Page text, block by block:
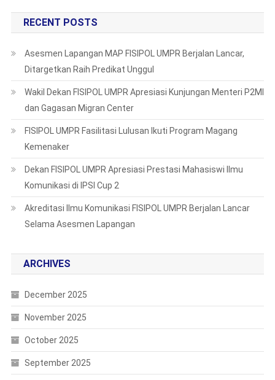
RECENT POSTS
Asesmen Lapangan MAP FISIPOL UMPR Berjalan Lancar,
Ditargetkan Raih Predikat Unggul
Wakil Dekan FISIPOL UMPR Apresiasi Kunjungan Menteri P2MI
dan Gagasan Migran Center
FISIPOL UMPR Fasilitasi Lulusan Ikuti Program Magang
Kemenaker
Dekan FISIPOL UMPR Apresiasi Prestasi Mahasiswi Ilmu
Komunikasi di IPSI Cup 2
Akreditasi Ilmu Komunikasi FISIPOL UMPR Berjalan Lancar
Selama Asesmen Lapangan
ARCHIVES
December 2025
November 2025
October 2025
September 2025